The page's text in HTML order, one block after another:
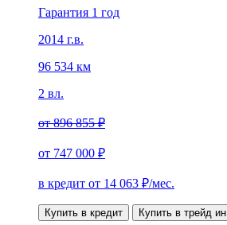
Гарантия 1 год
2014 г.в.
96 534 км
2 вл.
от896 855 ₽
от 747 000 ₽
в кредит от 14 063 ₽/мес.
Купить в кредит Купить в трейд ин